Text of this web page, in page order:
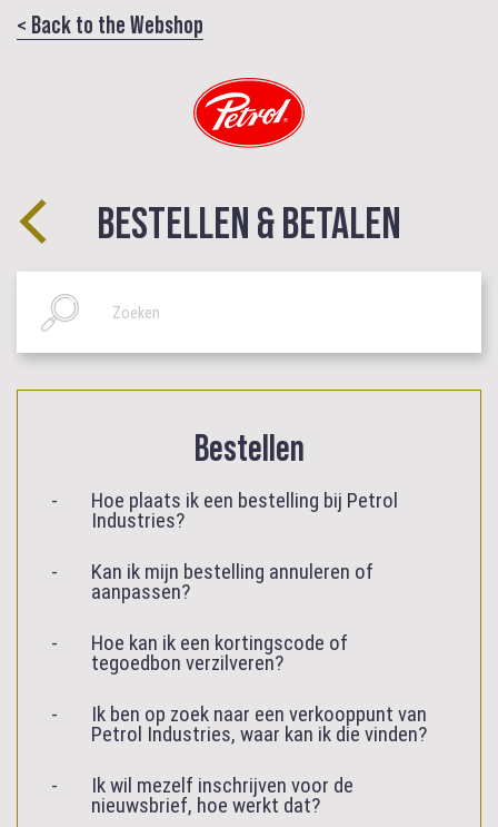
< Back to the Webshop
BESTELLEN & BETALEN
Bestellen
Hoe plaats ik een bestelling bij Petrol
Industries?
Kan ik mijn bestelling annuleren of
aanpassen?
Hoe kan ik een kortingscode of
tegoedbon verzilveren?
Ik ben op zoek naar een verkooppunt van
Petrol Industries, waar kan ik die vinden?
Ik wil mezelf inschrijven voor de
nieuwsbrief, hoe werkt dat?